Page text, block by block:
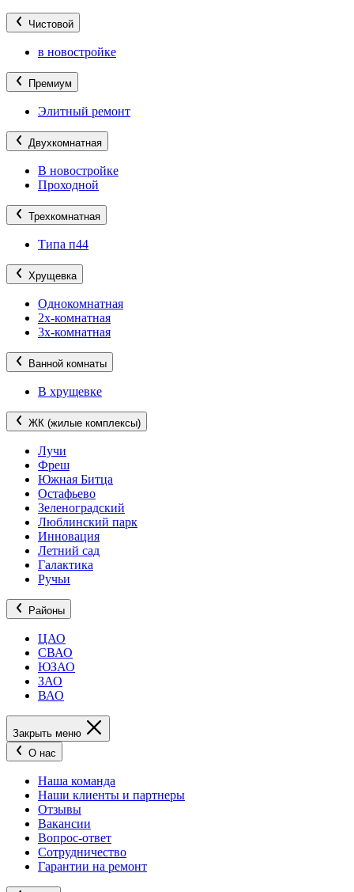
Чистовой
в новостройке
Премиум
Элитный ремонт
Двухкомнатная
В новостройке
Проходной
Трехкомнатная
Типа п44
Хрущевка
Однокомнатная
2х-комнатная
3х-комнатная
Ванной комнаты
В хрущевке
ЖК (жилые комплексы)
Лучи
Фреш
Южная Битца
Остафьево
Зеленоградский
Люблинский парк
Инновация
Летний сад
Галактика
Ручьи
Районы
ЦАО
СВАО
ЮЗАО
ЗАО
ВАО
Закрыть меню
О нас
Наша команда
Наши клиенты и партнеры
Отзывы
Вакансии
Вопрос-ответ
Сотрудничество
Гарантии на ремонт